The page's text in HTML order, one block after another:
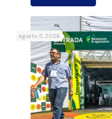
agosto 5, 2026